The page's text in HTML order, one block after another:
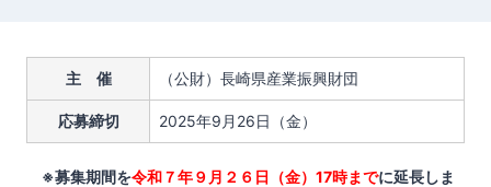
主 催 （公財）長崎県産業振興財団
応募締切 2025年9月26日（金）
※募集期間を令和７年９月２６日（金）17時までに延長しま